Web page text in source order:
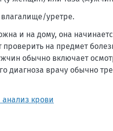
уретре.
и на дому, она
на предмет
обычно включает
диагноза врачу обычно
крови